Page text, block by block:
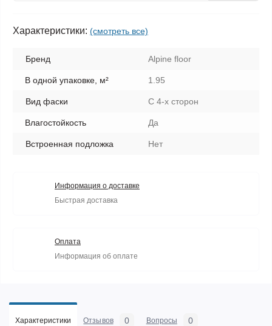
Характеристики: (смотреть все)
Бренд Alpine floor
В одной упаковке, м² 1.95
Вид фаски С 4-х сторон
Влагостойкость Да
Встроенная подложка Нет
Информация о доставке
Быстрая доставка
Оплата
Информация об оплате
Характеристики Отзывов 0 Вопросы 0